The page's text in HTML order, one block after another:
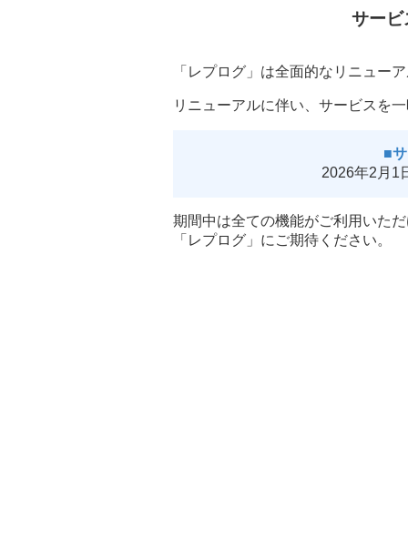
サービ
「レプログ」は全面的なリニュー
リニューアルに伴い、サービスを
■
2026年2月1
期間中は全ての機能がご利用いた
「レプログ」にご期待ください。